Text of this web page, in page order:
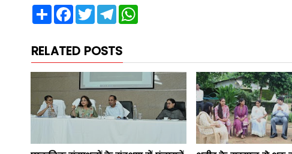
Share Facebook
TwitterTelegram
RELATED POSTS